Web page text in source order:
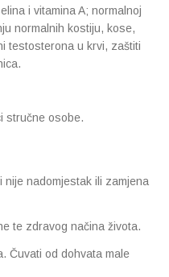
i vitamina A; normalnoj
normalnih kostiju, kose,
testosterona u krvi, zaštiti
stručne osobe.
nadomjestak ili zamjena
te zdravog načina života.
Čuvati od dohvata male